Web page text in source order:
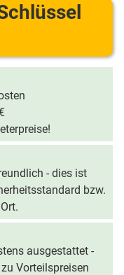
- dies ist
bzw.
ausgestattet -
Vorteilspreisen